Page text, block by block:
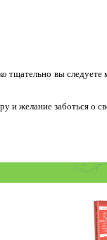
тщательно вы
и желание заботься о